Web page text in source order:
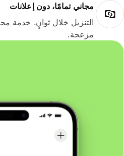
مجاني تمامًا، دون إعلانات
التنزيل خلال ثوانٍ. خدمة
مزعجة.